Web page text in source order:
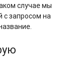
случае мы
запросом на